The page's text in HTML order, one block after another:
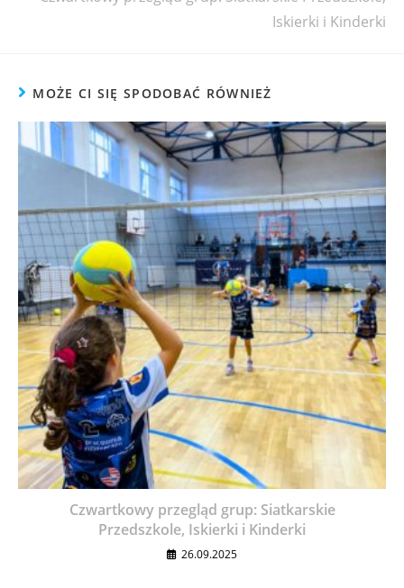
Iskierki i Kinderki
MOŻE CI SIĘ SPODOBAĆ RÓWNIEŻ
Czwartkowy przegląd grup: Siatkarskie
Przedszkole, Iskierki i Kinderki
26.09.2025